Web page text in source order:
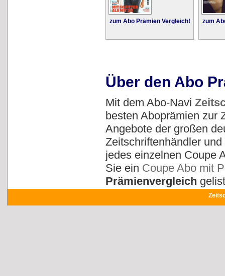
zum Abo Prämien Vergleich! zum
Über den Abo
Mit dem Abo-Navi
besten Aboprämien zur
Angebote der großen
Zeitschriftenhändler
jedes einzelnen Coupe
Sie ein Coupe Abo mit
Prämienvergleich